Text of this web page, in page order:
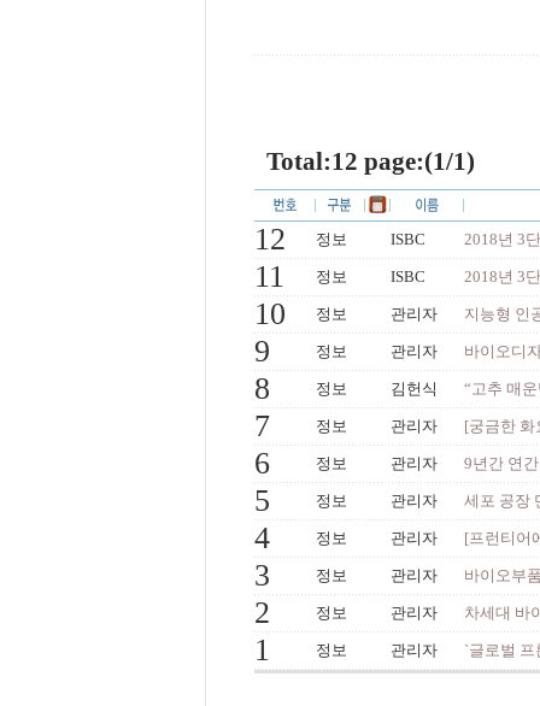
Total:12 page:(1/1)
12 정보 ISBC 2018년 3
11 정보 ISBC 2018년 3
10 정보 관리자 지능형 인
9 정보 관리자 바이오디
8 정보 김헌식 “고추 매
7 정보 관리자 [궁금한 화
6 정보 관리자 9년간 연
5 정보 관리자 세포 공장
4 정보 관리자 [프런티어
3 정보 관리자 바이오부
2 정보 관리자 차세대 바
1 정보 관리자 `글로벌